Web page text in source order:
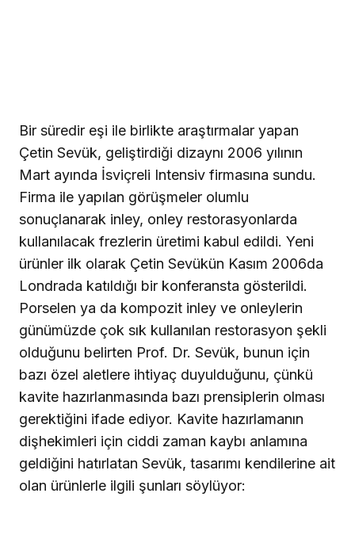
Bir süredir eşi ile birlikte araştırmalar yapan
Çetin Sevük, geliştirdiği dizaynı 2006 yılının
Mart ayında İsviçreli Intensiv firmasına sundu.
Firma ile yapılan görüşmeler olumlu
sonuçlanarak inley, onley restorasyonlarda
kullanılacak frezlerin üretimi kabul edildi. Yeni
ürünler ilk olarak Çetin Sevükün Kasım 2006da
Londrada katıldığı bir konferansta gösterildi.
Porselen ya da kompozit inley ve onleylerin
günümüzde çok sık kullanılan restorasyon şekli
olduğunu belirten Prof. Dr. Sevük, bunun için
bazı özel aletlere ihtiyaç duyulduğunu, çünkü
kavite hazırlanmasında bazı prensiplerin olması
gerektiğini ifade ediyor. Kavite hazırlamanın
dişhekimleri için ciddi zaman kaybı anlamına
geldiğini hatırlatan Sevük, tasarımı kendilerine ait
olan ürünlerle ilgili şunları söylüyor: